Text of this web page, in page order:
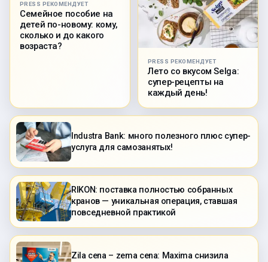
PRESS РЕКОМЕНДУЕТ
Семейное пособие на
детей по-новому: кому,
сколько и до какого
возраста?
PRESS РЕКОМЕНДУЕТ
Лето со вкусом Selga:
супер-рецепты на
каждый день!
Industra Bank: много полезного плюс супер-
услуга для самозанятых!
RIKON: поставка полностью собранных
кранов — уникальная операция, ставшая
повседневной практикой
Zila cena – zema cena: Maxima снизила